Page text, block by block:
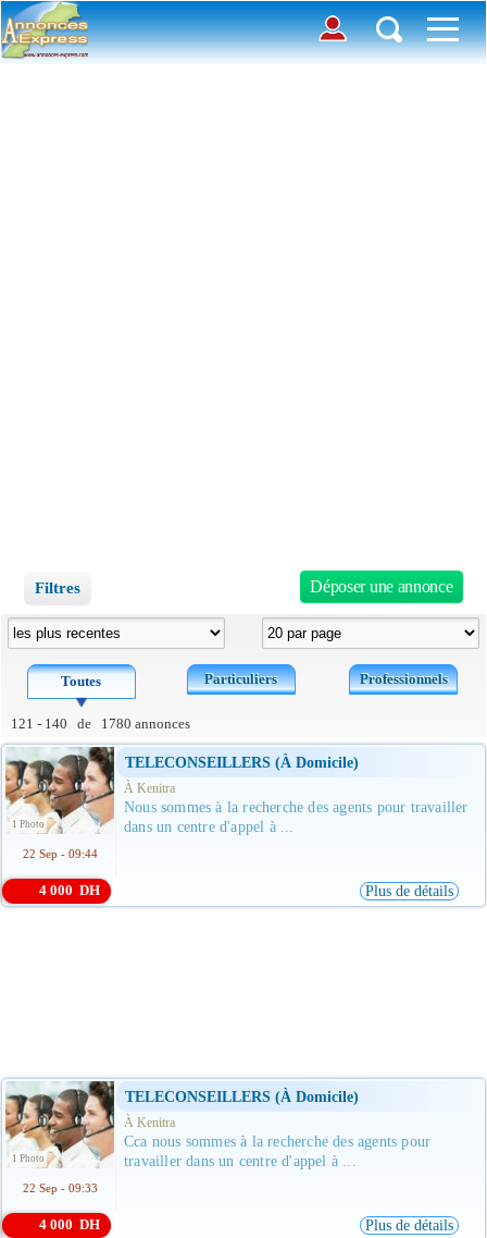
Filtres Déposer une annonce
Toutes Particuliers Professionnels
121 - 140 de 1780 annonces
1 Photo
22 Sep - 09:44
TELECONSEILLERS (à Domicile)
À Kenitra
Nous sommes à la recherche des agents pour travailler
dans un centre d'appel à ...
4 000 DH Plus de détails
1 Photo
22 Sep - 09:33
TELECONSEILLERS (à Domicile)
À Kenitra
Cca nous sommes à la recherche des agents pour
travailler dans un centre d'appel à ...
4 000 DH Plus de détails